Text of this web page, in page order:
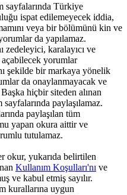
sayfalarında Türkiye
ispat edilemeyecek iddia,
veya bir bölümünü kin ve
da yapılamaz.
zedeleyici, karalayıcı ve
yorumlar
şekilde bir markaya yönelik
da onaylanmayacak ve
hiçbir siteden alınan
paylaşılamaz.
paylaşılan tüm
yapan okura aittir ve
tutulamaz.
okur, yukarıda belirtilen
Kullanım Koşulları'nı ve
ve kabul etmiş sayılır.
kurallarına uygun